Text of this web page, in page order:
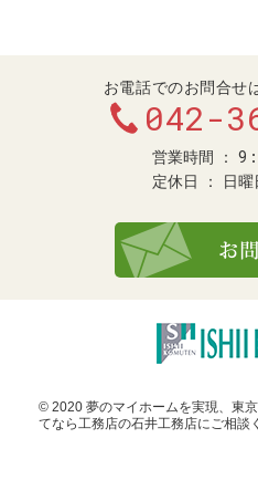
お電話でのお問合せ
042-
営業時間
定休日 日曜
© 2020 夢のマイホームを実現、 東
てなら工務店の石井工務店にご相談